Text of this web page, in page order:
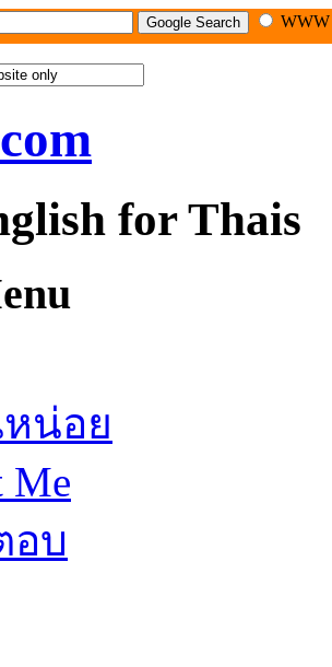
for Thais
น่อย
Me
อบ